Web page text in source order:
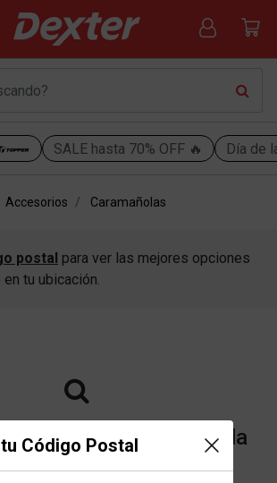
SALE hasta 70% OFF 🔥 Día de
Código Postal
Accesorios Caramañolas
postal para ver las mejores opciones
tu ubicación.
resultados para la
"Caramañolas" que